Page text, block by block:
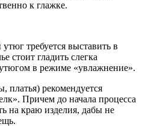
к глажке.
требуется выставить в
стоит гладить слегка
в режиме «увлажнение».
платья) рекомендуется
Причем до начала процесса
на краю изделия, дабы не